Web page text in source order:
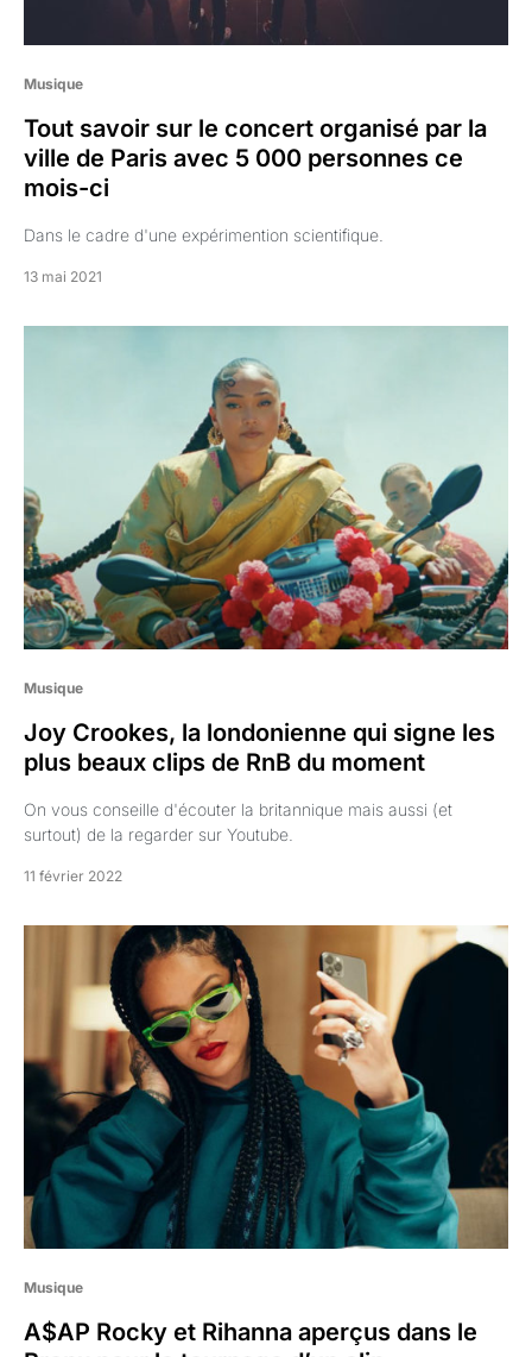
Musique
Tout savoir sur le concert organisé par la
ville de Paris avec 5 000 personnes ce
mois-ci
Dans le cadre d'une expérimention scientifique.
13 mai 2021
Musique
Joy Crookes, la londonienne qui signe les
plus beaux clips de RnB du moment
On vous conseille d'écouter la britannique mais aussi (et
surtout) de la regarder sur Youtube.
11 février 2022
Musique
A$AP Rocky et Rihanna aperçus dans le